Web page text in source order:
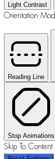
Light Contrast
Orientation
Reading Line
Stop Animations
Skip To Content